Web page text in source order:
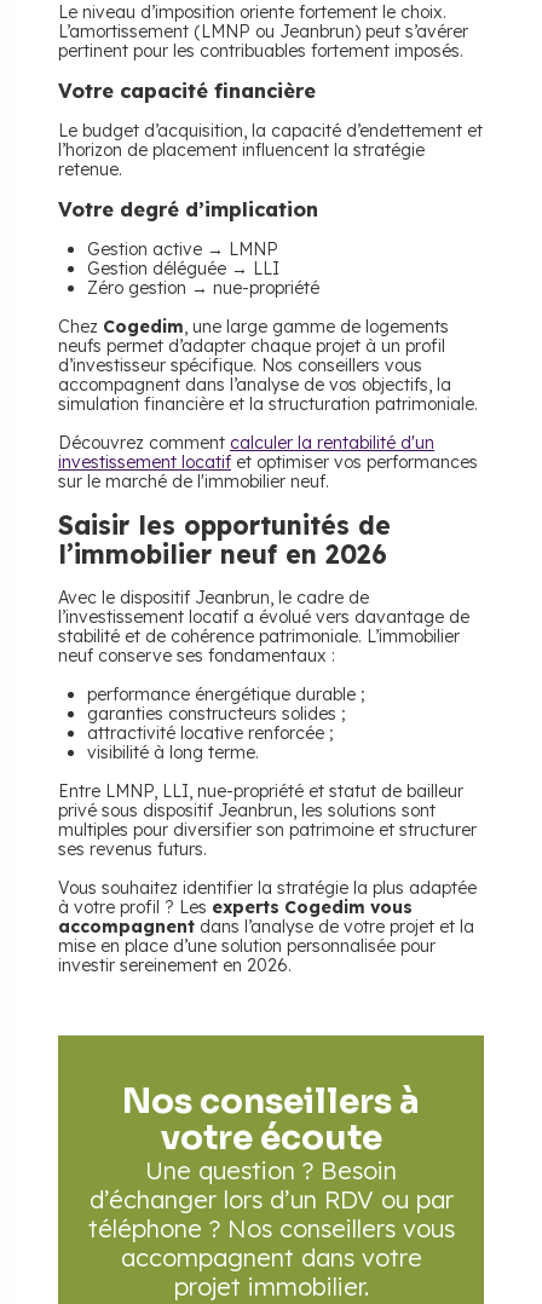
Le niveau d’imposition oriente fortement le choix.
L’amortissement (LMNP ou Jeanbrun) peut s’avérer
pertinent pour les contribuables fortement imposés.
Votre capacité financière
Le budget d’acquisition, la capacité d’endettement et
l’horizon de placement influencent la stratégie
retenue.
Votre degré d’implication
Gestion active → LMNP
Gestion déléguée → LLI
Zéro gestion → nue-propriété
Chez Cogedim, une large gamme de logements
neufs permet d’adapter chaque projet à un profil
d’investisseur spécifique. Nos conseillers vous
accompagnent dans l’analyse de vos objectifs, la
simulation financière et la structuration patrimoniale.
Découvrez comment calculer la rentabilité d'un
investissement locatif et optimiser vos performances
sur le marché de l'immobilier neuf.
Saisir les opportunités de
l’immobilier neuf en 2026
Avec le dispositif Jeanbrun, le cadre de
l’investissement locatif a évolué vers davantage de
stabilité et de cohérence patrimoniale. L’immobilier
neuf conserve ses fondamentaux :
performance énergétique durable ;
garanties constructeurs solides ;
attractivité locative renforcée ;
visibilité à long terme.
Entre LMNP, LLI, nue-propriété et statut de bailleur
privé sous dispositif Jeanbrun, les solutions sont
multiples pour diversifier son patrimoine et structurer
ses revenus futurs.
Vous souhaitez identifier la stratégie la plus adaptée
à votre profil ? Les experts Cogedim vous
accompagnent dans l’analyse de votre projet et la
mise en place d’une solution personnalisée pour
investir sereinement en 2026.
Nos conseillers à
votre écoute
Une question ? Besoin
d’échanger lors d’un RDV ou par
téléphone ? Nos conseillers vous
accompagnent dans votre
projet immobilier.